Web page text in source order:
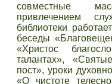
совместные
привлечением
библиотеки
беседы
«Христос
талантах»,
пост», уроки
«О чистоте